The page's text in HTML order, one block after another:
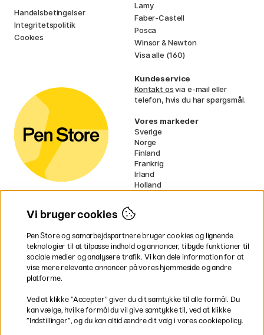
Handelsbetingelser
Integritetspolitik
Cookies
Lamy
Faber-Castell
Posca
Winsor & Newton
Visa alle (160)
Kundeservice
Kontakt osvia e-mail eller
telefon, hvis du har spørgsmål.
Vores markeder
Sverige
Norge
Finland
Frankrig
Irland
Holland
EU
* Specifikkefragtvilkår gælder for
voluminøse varer.
Vi bruger cookies
Pen Store og samarbejdspartnere bruger cookies og lignende
teknologier til at tilpasse indhold og annoncer, tilbyde funktioner til
sociale medier og analysere trafik. Vi kan dele information for at
vise mere relevante annoncer på vores hjemmeside og andre
platforme.
Ved at klikke ”Accepter” giver du dit samtykke til alle formål. Du
kan vælge, hvilke formål du vil give samtykke til, ved at klikke
”Indstillinger”, og du kan altid ændre dit valg i vores cookiepolicy.